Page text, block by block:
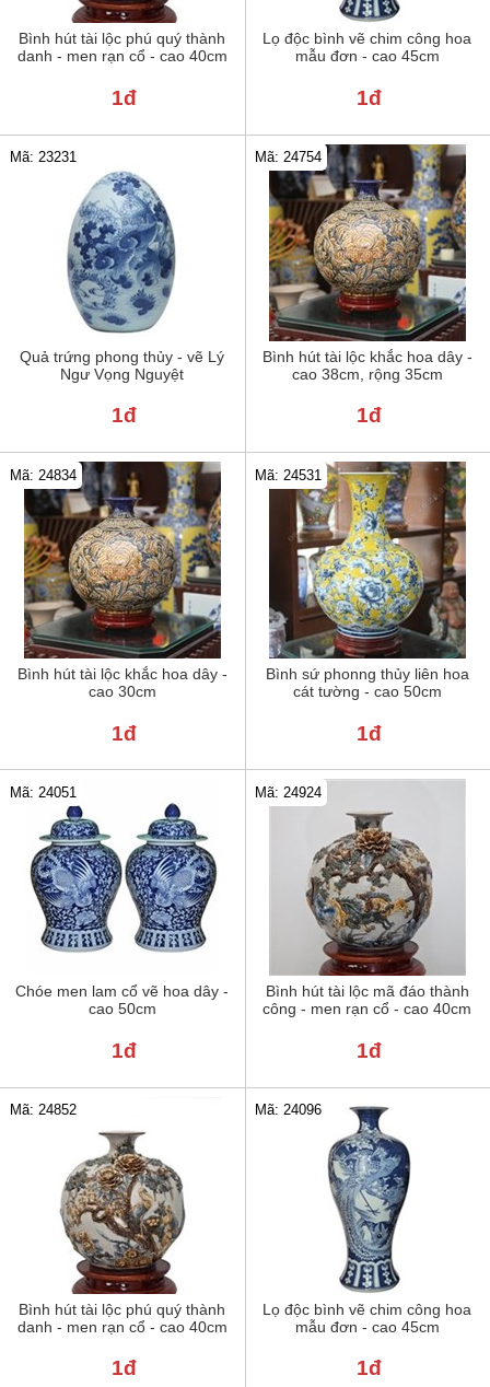
Bình hút tài lộc phú quý thành
danh - men rạn cổ - cao 40cm
1đ
Lọ độc bình vẽ chim công hoa
mẫu đơn - cao 45cm
1đ
Quả trứng phong thủy - vẽ Lý
Ngư Vọng Nguyệt
Mã: 23231
1đ
Bình hút tài lộc khắc hoa dây -
cao 38cm, rộng 35cm
Mã: 24754
1đ
Bình hút tài lộc khắc hoa dây -
cao 30cm
Mã: 24834
1đ
Bình sứ phonng thủy liên hoa
cát tường - cao 50cm
Mã: 24531
1đ
Chóe men lam cổ vẽ hoa dây -
cao 50cm
Mã: 24051
1đ
Bình hút tài lộc mã đáo thành
công - men rạn cổ - cao 40cm
Mã: 24924
1đ
Bình hút tài lộc phú quý thành
danh - men rạn cổ - cao 40cm
Mã: 24852
1đ
Lọ độc bình vẽ chim công hoa
mẫu đơn - cao 45cm
Mã: 24096
1đ